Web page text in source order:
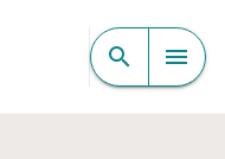
CONTENU
search menu